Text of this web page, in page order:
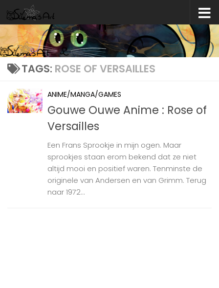
Skip to content
TAGS: ROSE OF VERSAILLES
ANIME/MANGA/GAMES
Gouwe Ouwe Anime : Rose of
Versailles
Een Frans Sprookje in mijn ogen. Maar
sprookjes staan erom bekend dat ze niet
altijd mooi en positief waren. Tenminste de
originele van Andersen en van Grimm. Terug
naar 1972...